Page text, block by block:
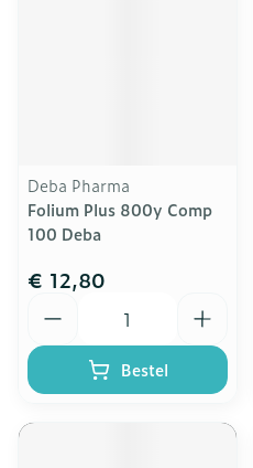
Deba Pharma
Folium Plus 800y Comp
100 Deba
€ 12,80
Bestel